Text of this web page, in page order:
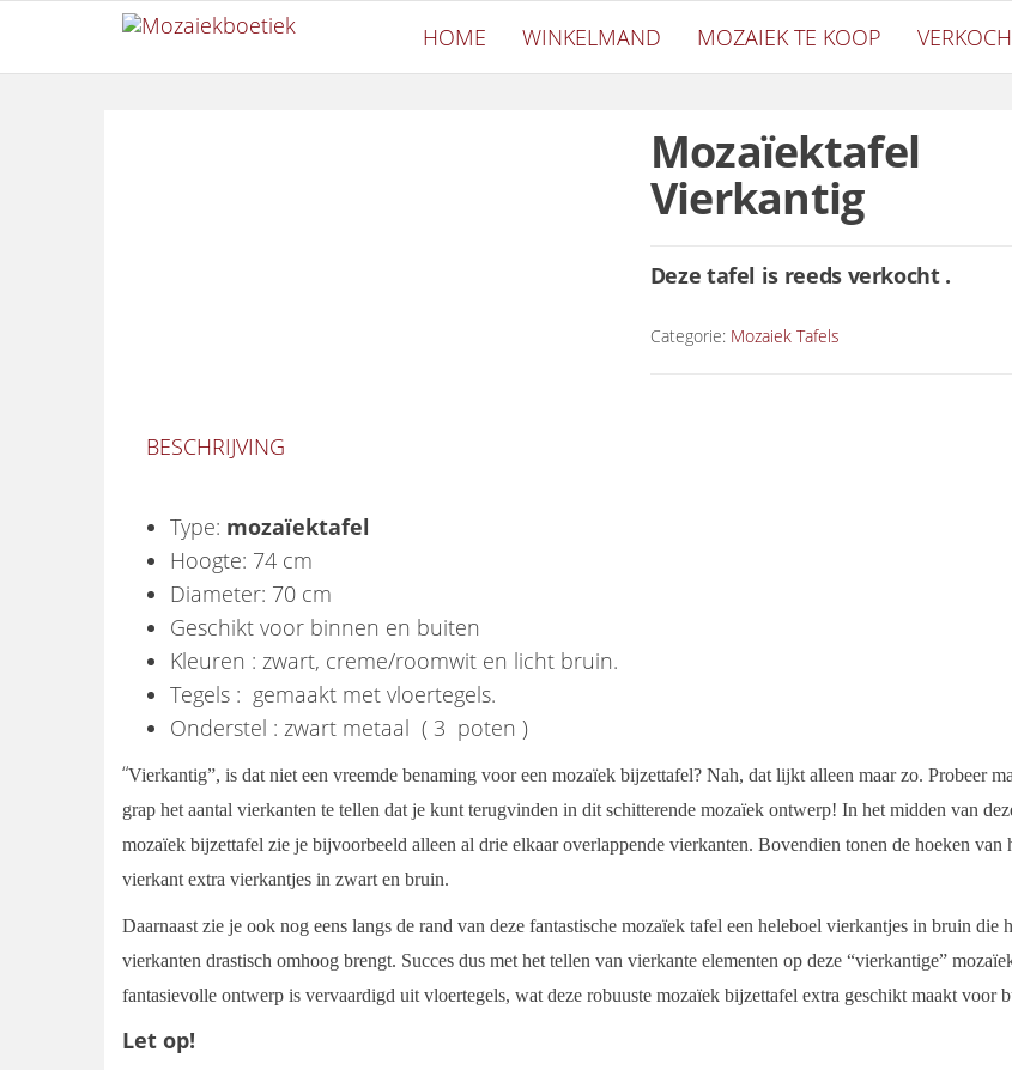
Ga naar de inhoud Mozaiekboetiek
HOME WINKELMAND MOZAIEK TE KOOP
Mozaïektafel
Vierkantig
Deze tafel is reeds verkocht .
Categorie: Mozaiek Tafels
BESCHRIJVING
Type: mozaïektafel
Hoogte: 74 cm
Diameter: 70 cm
Geschikt voor binnen en buiten
Kleuren : zwart, creme/roomwit en licht bruin.
Tegels : gemaakt met vloertegels.
Onderstel : zwart metaal ( 3 poten )
“Vierkantig”, is dat niet een vreemde benaming voor een mozaïek bijzettafel? Nah, dat lijkt alleen maar zo. Probeer
grap het aantal vierkanten te tellen dat je kunt terugvinden in dit schitterende mozaïek ontwerp! In het midden van
mozaïek bijzettafel zie je bijvoorbeeld alleen al drie elkaar overlappende vierkanten. Bovendien tonen de hoeken van
vierkant extra vierkantjes in zwart en bruin.
Daarnaast zie je ook nog eens langs de rand van deze fantastische mozaïek tafel een heleboel vierkantjes in bruin die
vierkanten drastisch omhoog brengt. Succes dus met het tellen van vierkante elementen op deze “vierkantige”
fantasievolle ontwerp is vervaardigd uit vloertegels, wat deze robuuste mozaïek bijzettafel extra geschikt maakt voor
Let op!